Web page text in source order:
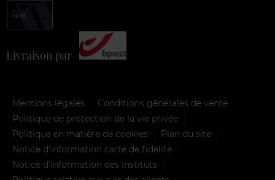
Livraison par
Mentions légales
Conditions générales de vente
Politique de protection de la vie privée
Politique en matière de cookies
Plan du site
Notice d'information carte de fidélité
Notice d’information des instituts